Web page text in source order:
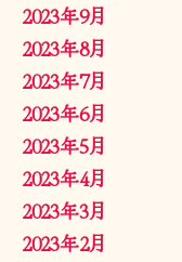
2023年9月
2023年8月
2023年7月
2023年6月
2023年5月
2023年4月
2023年3月
2023年2月